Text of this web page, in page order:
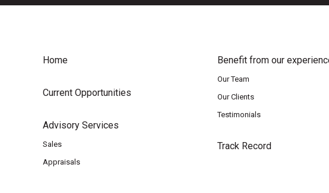
Home
Current Opportunities
Advisory Services
Sales
Appraisals
Benefit from our
Our Team
Our Clients
Testimonials
Track Record